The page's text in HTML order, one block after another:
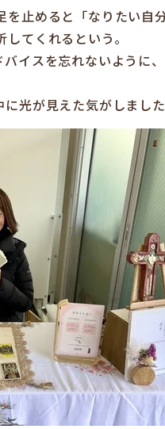
止めると「なりたい自
てくれるという。
イスを忘れないように
光が見えた気がしました